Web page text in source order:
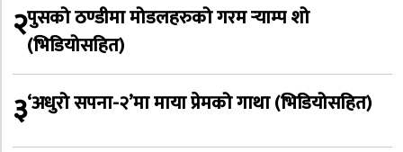
२पुसको ठण्डीमा मोडलहरुको गरम र्‍याम्प शो
(भिडियोसहित)
३‘अधुरो सपना-२’मा माया प्रेमको गाथा (भिडियोसहित)